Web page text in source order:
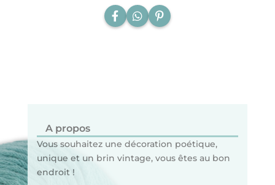
A propos
Vous souhaitez une décoration poétique,
unique et un brin vintage, vous êtes au bon
endroit !